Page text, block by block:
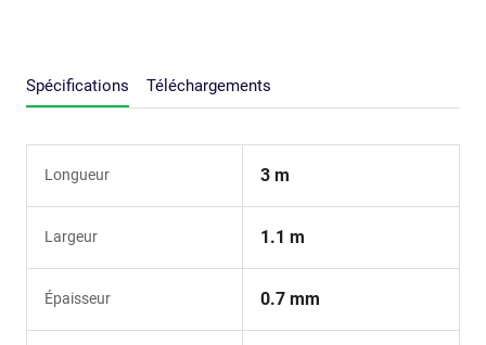
Spécifications Téléchargements
Longueur 3 m
Largeur 1.1 m
Épaisseur 0.7 mm